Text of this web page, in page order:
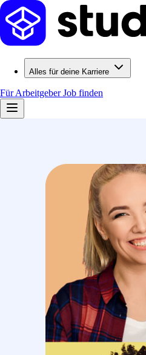
Alles für deine Karriere
Für ArbeitgeberJob finden